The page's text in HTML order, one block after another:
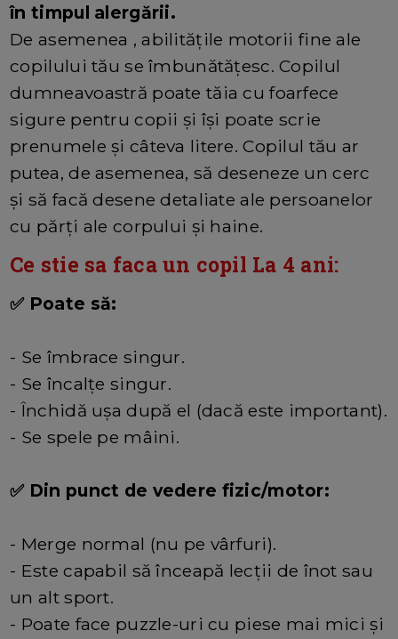
în timpul alergării.
De asemenea , abilitățile motorii fine ale
copilului tău se îmbunătățesc. Copilul
dumneavoastră poate tăia cu foarfece
sigure pentru copii și își poate scrie
prenumele și câteva litere. Copilul tău ar
putea, de asemenea, să deseneze un cerc
și să facă desene detaliate ale persoanelor
cu părți ale corpului și haine.
Ce stie sa faca un copil La 4 ani:
✅ Poate să:
- Se îmbrace singur.
- Se încalțe singur.
- Închidă ușa după el (dacă este important).
- Se spele pe mâini.
✅ Din punct de vedere fizic/motor:
- Merge normal (nu pe vârfuri).
- Este capabil să înceapă lecții de înot sau
un alt sport.
- Poate face puzzle-uri cu piese mai mici și